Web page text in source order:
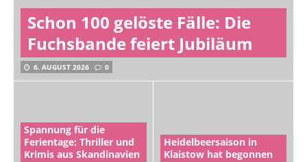
Schon 100 gelöste Fälle: Die
Fuchsbande feiert Jubiläum
6. AUGUST 2026 0
Spannung für die
Ferientage: Thriller und
Krimis aus Skandinavien
Heidelbeersaison in
Klaistow hat begonnen